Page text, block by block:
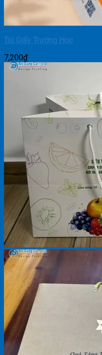
Túi Giấy Trường Học
7,200₫